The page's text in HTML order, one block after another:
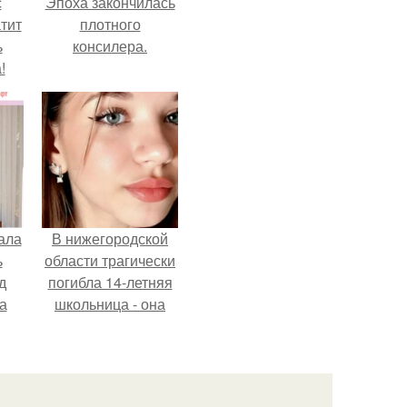
плотного
консилера.
В нижегородской
области трагически
погибла 14-летняя
школьница - она
к контрольной по